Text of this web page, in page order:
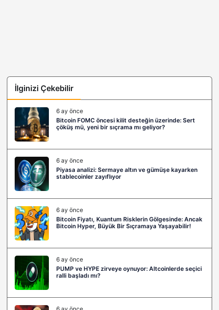
İlginizi Çekebilir
6 ay önce
Bitcoin FOMC öncesi kilit desteğin üzerinde: Sert
çöküş mü, yeni bir sıçrama mı geliyor?
6 ay önce
Piyasa analizi: Sermaye altın ve gümüşe kayarken
stablecoinler zayıflıyor
6 ay önce
Bitcoin Fiyatı, Kuantum Risklerin Gölgesinde: Ancak
Bitcoin Hyper, Büyük Bir Sıçramaya Yaşayabilir!
6 ay önce
PUMP ve HYPE zirveye oynuyor: Altcoinlerde seçici
ralli başladı mı?